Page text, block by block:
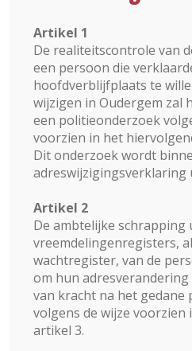
Artikel 1
De realiteitscontrole van
een persoon die
hoofdverblijfplaats te
wijzigen in Oudergem zal
een politieonderzoek
voorzien in het
Dit onderzoek wordt
adreswijzigingsverklaring
Artikel 2
De ambtelijke schrapping
vreemdelingenregisters,
wachtregister, van de
om hun
van kracht na het
volgens de wijze
artikel 3.